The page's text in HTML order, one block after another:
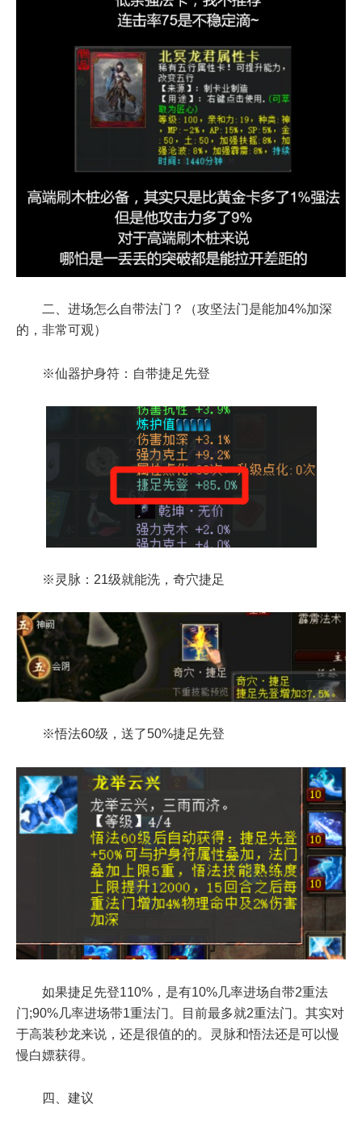
二、进场怎么自带法门？（攻坚法门是能加4%加深
的，非常可观）
※仙器护身符：自带捷足先登
※灵脉：21级就能洗，奇穴捷足
※悟法60级，送了50%捷足先登
如果捷足先登110%，是有10%几率进场自带2重法
门;90%几率进场带1重法门。目前最多就2重法门。其实对
于高装秒龙来说，还是很值的的。灵脉和悟法还是可以慢
慢白嫖获得。
四、建议